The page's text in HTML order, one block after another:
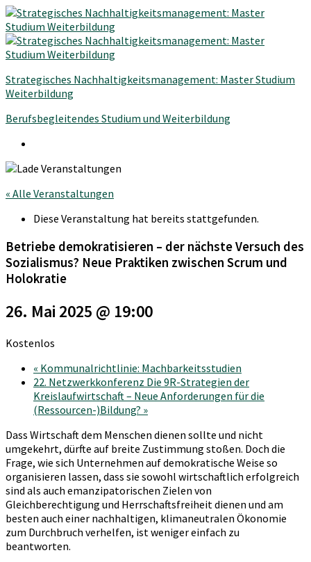
Strategisches Nachhaltigkeitsmanagement: Master Studium
Weiterbildung
Berufsbegleitendes Studium und Weiterbildung
« Alle Veranstaltungen
Diese Veranstaltung hat bereits stattgefunden.
Betriebe demokratisieren – der nächste Versuch des
Sozialismus? Neue Praktiken zwischen Scrum und
Holokratie
26. Mai 2025 @ 19:00
Kostenlos
« Kommunalrichtlinie: Machbarkeitsstudien
22. Netzwerkkonferenz Die 9R-Strategien der
Kreislaufwirtschaft – Neue Anforderungen für die
(Ressourcen-)Bildung? »
Dass Wirtschaft dem Menschen dienen sollte und nicht
umgekehrt, dürfte auf breite Zustimmung stoßen. Doch die
Frage, wie sich Unternehmen auf demokratische Weise so
organisieren lassen, dass sie sowohl wirtschaftlich erfolgreich
sind als auch emanzipatorischen Zielen von
Gleichberechtigung und Herrschaftsfreiheit dienen und am
besten auch einer nachhaltigen, klimaneutralen Ökonomie
zum Durchbruch verhelfen, ist weniger einfach zu
beantworten.